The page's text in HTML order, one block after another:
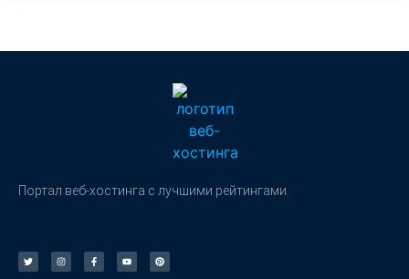
Портал веб-хостинга с лучшими рейтингами.